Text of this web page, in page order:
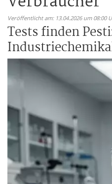
Veröffentlicht am: 13.04.2026 um
Tests finden